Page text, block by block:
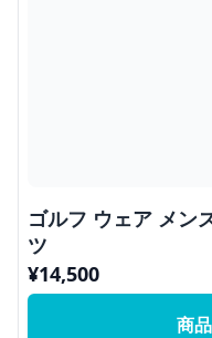
ゴルフ ウェア メン
ツ
¥14,500
商